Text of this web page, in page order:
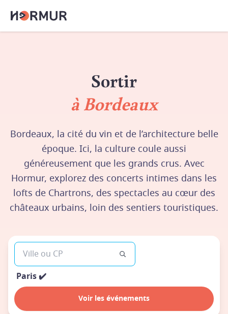
Sortir
à Bordeaux
Bordeaux, la cité du vin et de l’architecture belle
époque. Ici, la culture coule aussi
généreusement que les grands crus. Avec
Hormur, explorez des concerts intimes dans les
lofts de Chartrons, des spectacles au cœur des
châteaux urbains, loin des sentiers touristiques.
Paris✔️
Voir les événements